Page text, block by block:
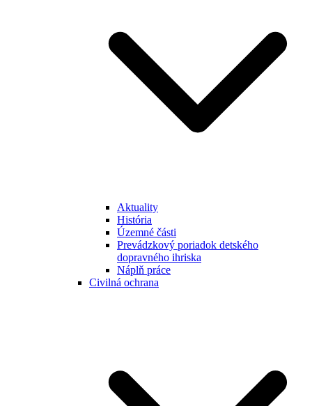
Aktuality
História
Územné části
Prevádzkový poriadok detského
dopravného ihriska
Náplň práce
Civilná ochrana